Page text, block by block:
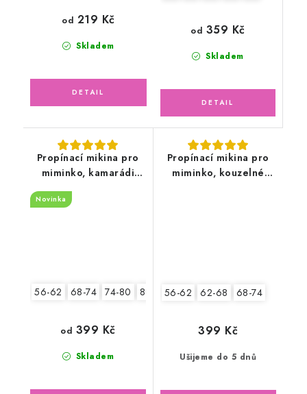
Skladem
od 219 Kč
Skladem
od 359 Kč
Propínací mikina pro
miminko, kamarádi
zvířátka
Novinka
56-62 68-74 74-80 80-86
Skladem
od 399 Kč
Propínací mikina pro
miminko, kouzelné
56-62 62-68 68-74
Ušijeme do 5 dnů
399 Kč